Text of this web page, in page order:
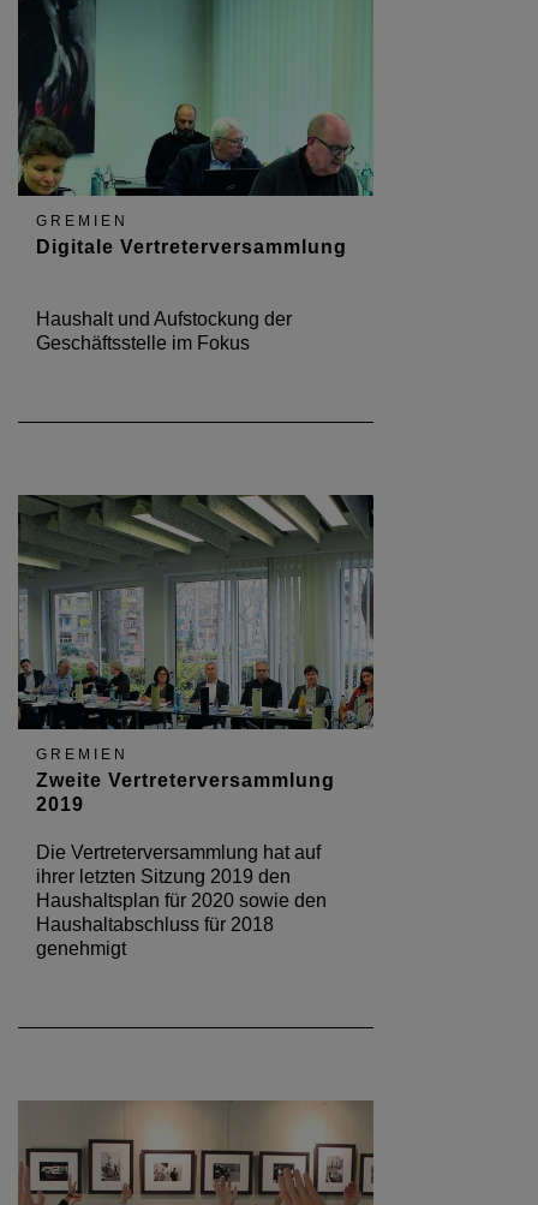
GREMIEN
Digitale Vertreterversammlung
Haushalt und Aufstockung der
Geschäftsstelle im Fokus
GREMIEN
Zweite Vertreterversammlung
2019
Die Vertreterversammlung hat auf
ihrer letzten Sitzung 2019 den
Haushaltsplan für 2020 sowie den
Haushaltabschluss für 2018
genehmigt